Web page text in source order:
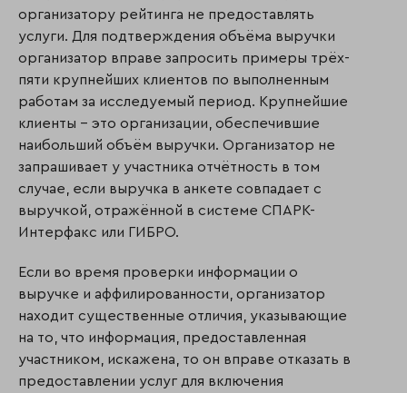
организатору рейтинга не предоставлять
услуги. Для подтверждения объёма выручки
организатор вправе запросить примеры трёх-
пяти крупнейших клиентов по выполненным
работам за исследуемый период. Крупнейшие
клиенты – это организации, обеспечившие
наибольший объём выручки. Организатор не
запрашивает у участника отчётность в том
случае, если выручка в анкете совпадает с
выручкой, отражённой в системе СПАРК-
Интерфакс или ГИБРО.
Если во время проверки информации о
выручке и аффилированности, организатор
находит существенные отличия, указывающие
на то, что информация, предоставленная
участником, искажена, то он вправе отказать в
предоставлении услуг для включения